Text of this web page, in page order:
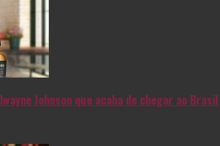
Johnson que acaba de chegar ao Brasil